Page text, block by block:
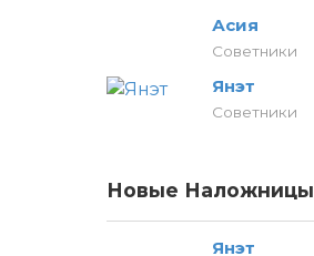
Асия
Советники
Янэт
Советники
Новые Наложницы
Янэт